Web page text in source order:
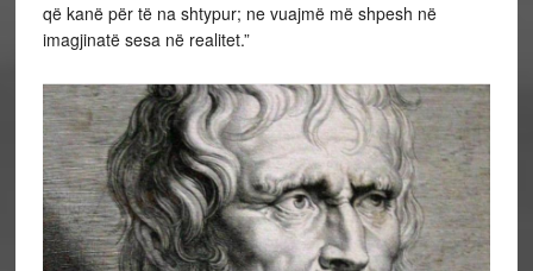
që kanë për të na shtypur; ne vuajmë më shpesh në
imagjinatë sesa në realitet.”